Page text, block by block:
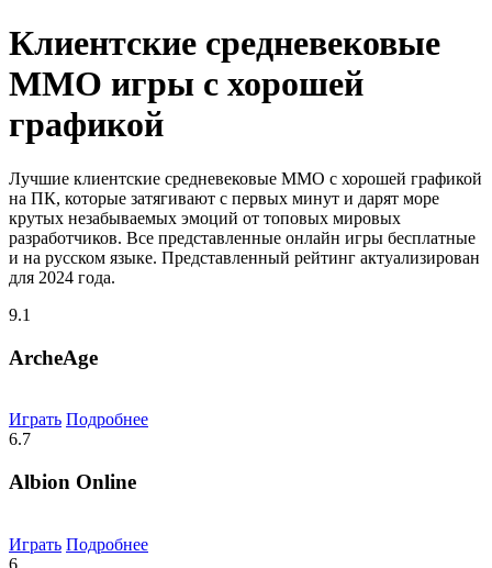
Клиентские средневековые
MMO игры с хорошей
графикой
Лучшие клиентские средневековые MMO с хорошей графикой
на ПК, которые затягивают с первых минут и дарят море
крутых незабываемых эмоций от топовых мировых
разработчиков. Все представленные онлайн игры бесплатные
и на русском языке. Представленный рейтинг актуализирован
для 2024 года.
9.1
ArcheAge
Играть Подробнее
6.7
Albion Online
Играть Подробнее
6